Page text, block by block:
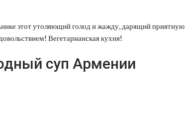
этот утоляющий голод и жажду, дарящий приятную
Вегетарианская кухня!
суп Армении